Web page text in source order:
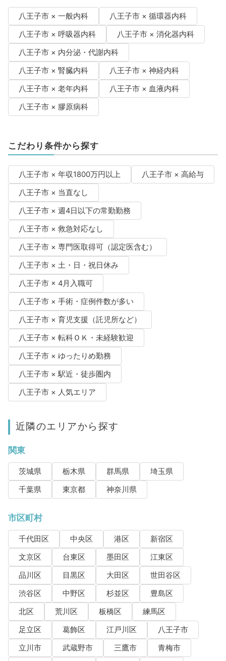
八王子市 × 一般内科
八王子市 × 循環器内科
八王子市 × 呼吸器内科
八王子市 × 消化器内科
八王子市 × 内分泌・代謝内科
八王子市 × 腎臓内科
八王子市 × 神経内科
八王子市 × 老年内科
八王子市 × 血液内科
八王子市 × 膠原病科
こだわり条件から探す
八王子市 × 年収1800万円以上
八王子市 × 高給与
八王子市 × 当直なし
八王子市 × 週4日以下の常勤勤務
八王子市 × 救急対応なし
八王子市 × 専門医取得可（認定医含む）
八王子市 × 土・日・祝日休み
八王子市 × 4月入職可
八王子市 × 手術・症例件数が多い
八王子市 × 育児支援（託児所など）
八王子市 × 転科ＯＫ・未経験歓迎
八王子市 × ゆったりめ勤務
八王子市 × 駅近・徒歩圏内
八王子市 × 人気エリア
近隣のエリアから探す
関東
茨城県 栃木県 群馬県
埼玉県
千葉県
東京都 神奈川県
市区町村
千代田区 中央区 港区
新宿区
文京区
台東区 墨田区
江東区
品川区
目黒区 大田区
世田谷区
渋谷区
中野区 杉並区
豊島区
北区
荒川区 板橋区
練馬区
足立区
葛飾区 江戸川区
八王子市
立川市
武蔵野市 三鷹市
青梅市